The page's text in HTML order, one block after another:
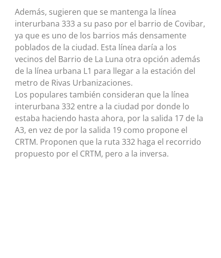
Además, sugieren que se mantenga la línea
interurbana 333 a su paso por el barrio de Covibar,
ya que es uno de los barrios más densamente
poblados de la ciudad. Esta línea daría a los
vecinos del Barrio de La Luna otra opción además
de la línea urbana L1 para llegar a la estación del
metro de Rivas Urbanizaciones.
Los populares también consideran que la línea
interurbana 332 entre a la ciudad por donde lo
estaba haciendo hasta ahora, por la salida 17 de la
A3, en vez de por la salida 19 como propone el
CRTM. Proponen que la ruta 332 haga el recorrido
propuesto por el CRTM, pero a la inversa.